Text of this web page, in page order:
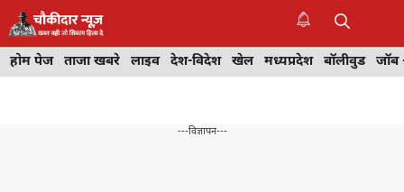
Skip
to
content
होम पेज ताजा खबरे लाइव देश-विदेश खेल मध्यप्रदेश बॉलीवुड
---विज्ञापन---